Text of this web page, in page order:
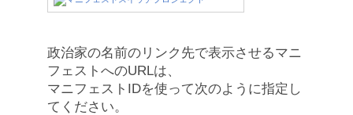
政治家の名前のリンク先で表示させるマニ
フェストへのURLは、
マニフェストIDを使って次のように指定し
てください。